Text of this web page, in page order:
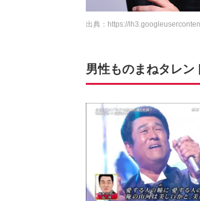
出典： https://
男性ものまねタレン